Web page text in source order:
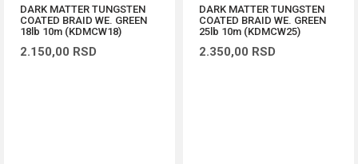
DARK MATTER TUNGSTEN
COATED BRAID WE. GREEN
18lb 10m (KDMCW18)
2.150,00 RSD
DARK MATTER TUNGSTEN
COATED BRAID WE. GREEN
25lb 10m (KDMCW25)
2.350,00 RSD